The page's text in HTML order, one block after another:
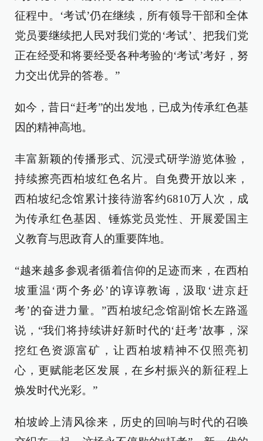
征程中。‘考试’仍在继续，所有领导干部和全体
党员要继续把人民对我们党的‘考试’、把我们党
正在经受和将要经受各种考验的‘考试’考好，努
力交出优异的答卷。”
如今，昔日“赶考”的出发地，已成为传承红色基
因的精神高地。
丰富新颖的传播形式、沉浸式研学游览体验，
持续擦亮西柏坡红色名片。自免费开放以来，
西柏坡纪念馆累计接待游客约6810万人次，成
为传承红色基因、锤炼党员党性、开展爱国主
义教育与思政育人的重要阵地。
“越来越多参观者循着信仰的足迹而来，在西柏
坡重温‘两个务必’的谆谆教诲，汲取‘进京赶
考’的奋进力量。”西柏坡纪念馆副馆长左路遥
说，“我们将持续讲好新时代的‘赶考’故事，深
挖红色资源富矿，让西柏坡精神不仅照亮初
心，更赋能老区发展，在乡村振兴的新征程上
焕发时代光彩。”
柏坡岭上清风徐来，历史的回响与时代的召唤